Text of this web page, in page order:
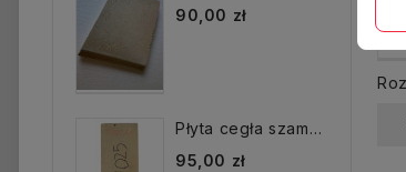
90,00 zł
Płyta cegła szamotowa...
95,00 zł